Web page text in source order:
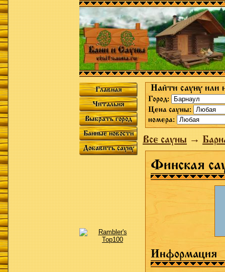
Главная
Читальня
Выбрать город
Банные новости
Добавить сауну
Найти сауну или
Город:
Цена сауны:
номера:
Все сауны→
Финская
Информация